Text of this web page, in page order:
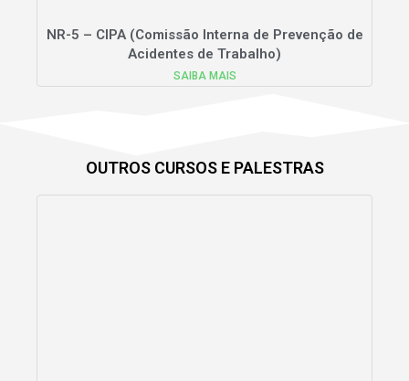
NR-5 – CIPA (Comissão Interna de Prevenção de
Acidentes de Trabalho)
SAIBA MAIS
OUTROS CURSOS E PALESTRAS